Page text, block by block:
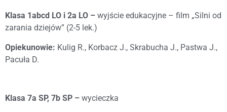
Klasa 1abcd LO i 2a LO – wyjście edukacyjne – film „Silni od
zarania dziejów” (2-5 lek.)
Opiekunowie: Kulig R., Korbacz J., Skrabucha J., Pastwa J.,
Pacuła D.
Klasa 7a SP, 7b SP – wycieczka